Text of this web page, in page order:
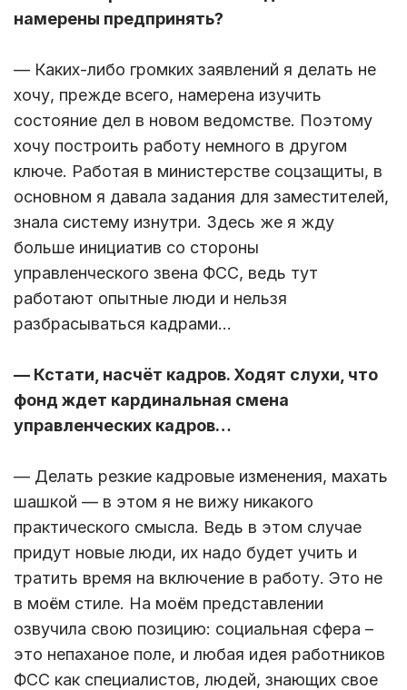
намерены предпринять?
— Каких-либо громких заявлений я делать не
хочу, прежде всего, намерена изучить
состояние дел в новом ведомстве. Поэтому
хочу построить работу немного в другом
ключе. Работая в министерстве соцзащиты, в
основном я давала задания для заместителей,
знала систему изнутри. Здесь же я жду
больше инициатив со стороны
управленческого звена ФСС, ведь тут
работают опытные люди и нельзя
разбрасываться кадрами…
— Кстати, насчёт кадров. Ходят слухи, что
фонд ждет кардинальная смена
управленческих кадров…
— Делать резкие кадровые изменения, махать
шашкой — в этом я не вижу никакого
практического смысла. Ведь в этом случае
придут новые люди, их надо будет учить и
тратить время на включение в работу. Это не
в моём стиле. На моём представлении
озвучила свою позицию: социальная сфера –
это непаханое поле, и любая идея работников
ФСС как специалистов, людей, знающих свое